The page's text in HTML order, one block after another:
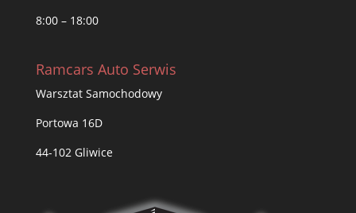
8:00 – 18:00
Ramcars Auto Serwis
Warsztat Samochodowy
Portowa 16D
44-102 Gliwice